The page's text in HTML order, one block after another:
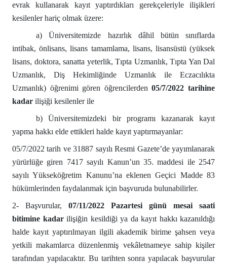
evrak kullanarak kayıt yaptırdıkları gerekçeleriyle ilişikleri
kesilenler hariç olmak üzere:
a) Üniversitemizde hazırlık dâhil bütün sınıflarda
intibak, önlisans, lisans tamamlama, lisans, lisansüstü (yüksek
lisans, doktora, sanatta yeterlik, Tıpta Uzmanlık, Tıpta Yan Dal
Uzmanlık, Diş Hekimliğinde Uzmanlık ile Eczacılıkta
Uzmanlık) öğrenimi gören öğrencilerden05/7/2022 tarihine
kadar ilişiği kesilenler ile
b) Üniversitemizdeki bir programı kazanarak kayıt
yapma hakkı elde ettikleri halde kayıt yaptırmayanlar:
05/7/2022 tarih ve 31887 sayılı Resmi Gazete’de yayımlanarak
yürürlüğe giren 7417 sayılı Kanun’un 35. maddesi ile 2547
sayılı Yükseköğretim Kanunu’na eklenen Geçici Madde 83
hükümlerinden faydalanmak için başvuruda bulunabilirler.
2- Başvurular, 07/11/2022 Pazartesi günü mesai saati
bitimine kadarilişiğin kesildiği ya da kayıt hakkı kazanıldığı
halde kayıt yaptırılmayan ilgili akademik birime şahsen veya
yetkili makamlarca düzenlenmiş vekâletnameye sahip kişiler
tarafından yapılacaktır. Bu tarihten sonra yapılacak başvurular